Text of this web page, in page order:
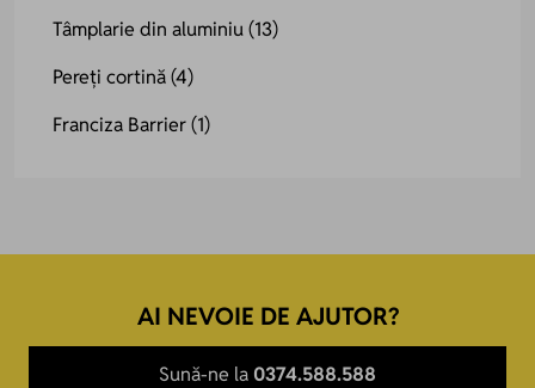
Tâmplarie din aluminiu(13)
Pereți cortină(4)
Franciza Barrier(1)
AI NEVOIE DE AJUTOR?
Sună-ne la 0374.588.588